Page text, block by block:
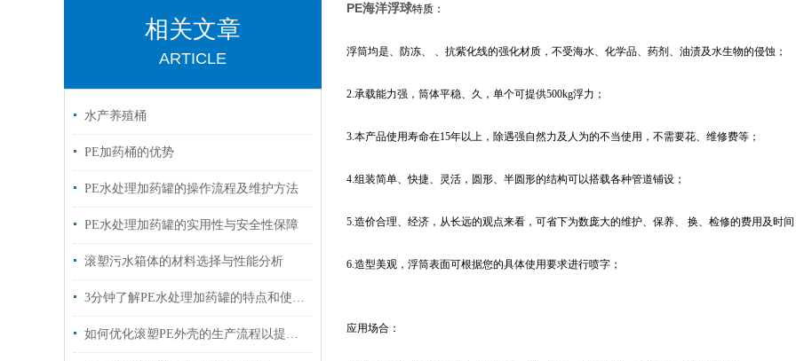
相关文章
ARTICLE
水产养殖桶
PE加药桶的优势
PE水处理加药罐的操作流程及维护方法
PE水处理加药罐的实用性与安全性保障
滚塑污水箱体的材料选择与性能分析
3分钟了解PE水处理加药罐的特点和使用范围
如何优化滚塑PE外壳的生产流程以提高生产效率？
PE海洋浮球特质：
浮筒均是、防冻、 、抗紫化线的强化材质，不受海水、化学品、药剂、油渍及水生物的侵蚀；
2.承载能力强，筒体平稳、久，单个可提供500kg浮力；
3.本产品使用寿命在15年以上，除遇强自然力及人为的不当使用，不需要花、维修费等；
4.组装简单、快捷、灵活，圆形、半圆形的结构可以搭载各种管道铺设；
5.造价合理、经济，从长远的观点来看，可省下为数庞大的维护、保养、 换、检修的费用及时
6.造型美观，浮筒表面可根据您的具体使用要求进行喷字；
应用场合：